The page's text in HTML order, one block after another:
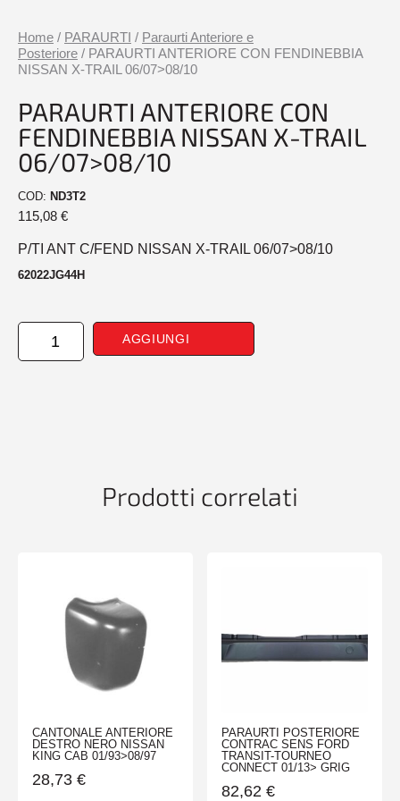
Home / PARAURTI / Paraurti Anteriore e
Posteriore / PARAURTI ANTERIORE CON FENDINEBBIA
NISSAN X-TRAIL 06/07>08/10
PARAURTI ANTERIORE CON
FENDINEBBIA NISSAN X-TRAIL
06/07>08/10
COD: ND3T2
115,08 €
P/TI ANT C/FEND NISSAN X-TRAIL 06/07>08/10
62022JG44H
PARAURTI
ANTERIORE
AGGIUNGI
Prodotti correlati
CANTONALE ANTERIORE
DESTRO NERO NISSAN
KING CAB 01/93>08/97
28,73 €
PARAURTI POSTERIORE
CONTRAC SENS FORD
TRANSIT-TOURNEO
CONNECT 01/13> GRIG
82,62 €